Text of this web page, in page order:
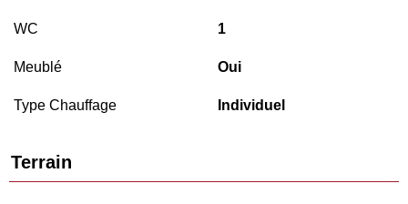
WC 1
Meublé Oui
Type Chauffage Individuel
Terrain